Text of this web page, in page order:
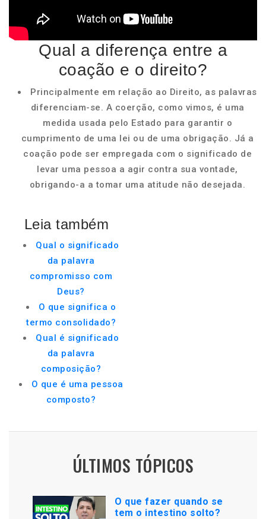
Qual a diferença entre a
coação e o direito?
Principalmente em relação ao Direito, as palavras
diferenciam-se. A coerção, como vimos, é uma
medida usada pelo Estado para garantir o
cumprimento de uma lei ou de uma obrigação. Já a
coação pode ser empregada com o significado de
levar uma pessoa a agir contra sua vontade,
obrigando-a a tomar uma atitude não desejada.
Leia também
Qual o significado
da palavra
compromisso com
Deus?
O que significa o
termo consolidado?
Qual é significado
da palavra
composição?
O que é uma pessoa
composto?
ÚLTIMOS TÓPICOS
O que fazer quando se
tem o intestino solto?